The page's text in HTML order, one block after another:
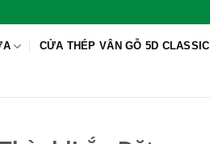
CỬA THÉP VÂN GỖ 5D CLASSIC